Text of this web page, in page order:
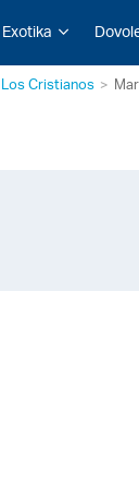
Exotika
Los Cristianos